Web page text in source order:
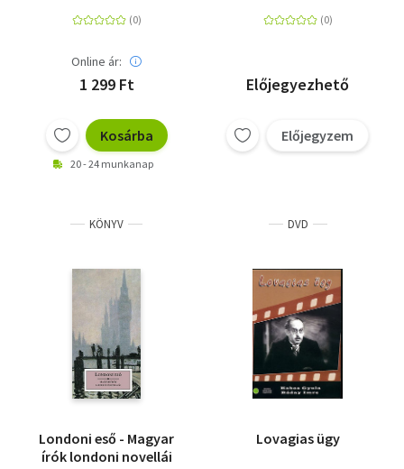
Online ár:
1 299 Ft
Kosárba
20 - 24 munkanap
Előjegyezhető
Előjegyzem
KÖNYV
Londoni eső - Magyar
írók londoni novellái
DVD
Lovagias ügy